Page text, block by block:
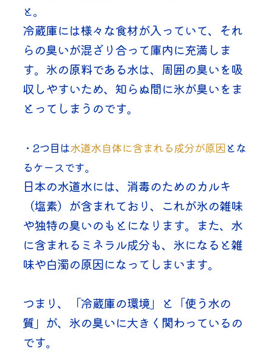
と。
冷蔵庫には様々な食材が入っていて、それ
らの臭いが混ざり合って庫内に充満しま
す。氷の原料である水は、周囲の臭いを吸
収しやすいため、知らぬ間に氷が臭いをま
とってしまうのです。
・2つ目は水道水自体に含まれる成分が原因とな
るケースです。
日本の水道水には、消毒のためのカルキ
（塩素）が含まれており、これが氷の雑味
や独特の臭いのもとになります。また、水
に含まれるミネラル成分も、氷になると雑
味や白濁の原因になってしまいます。
つまり、「冷蔵庫の環境」と「使う水の
質」が、氷の臭いに大きく関わっているの
です。